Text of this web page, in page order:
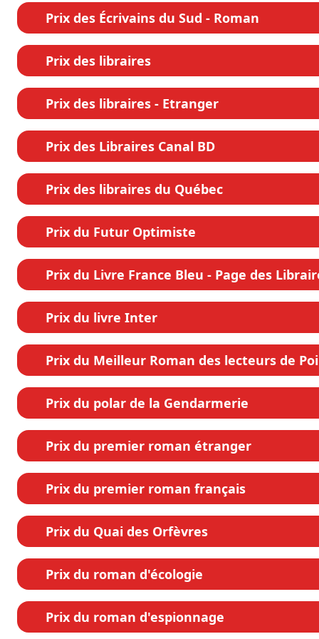
Prix des Écrivains du Sud - Roman
Prix des libraires
Prix des libraires - Etranger
Prix des Libraires Canal BD
Prix des libraires du Québec
Prix du Futur Optimiste
Prix du Livre France Bleu - Page des
Prix du livre Inter
Prix du Meilleur Roman des lecteurs de
Prix du polar de la Gendarmerie
Prix du premier roman étranger
Prix du premier roman français
Prix du Quai des Orfèvres
Prix du roman d'écologie
Prix du roman d'espionnage